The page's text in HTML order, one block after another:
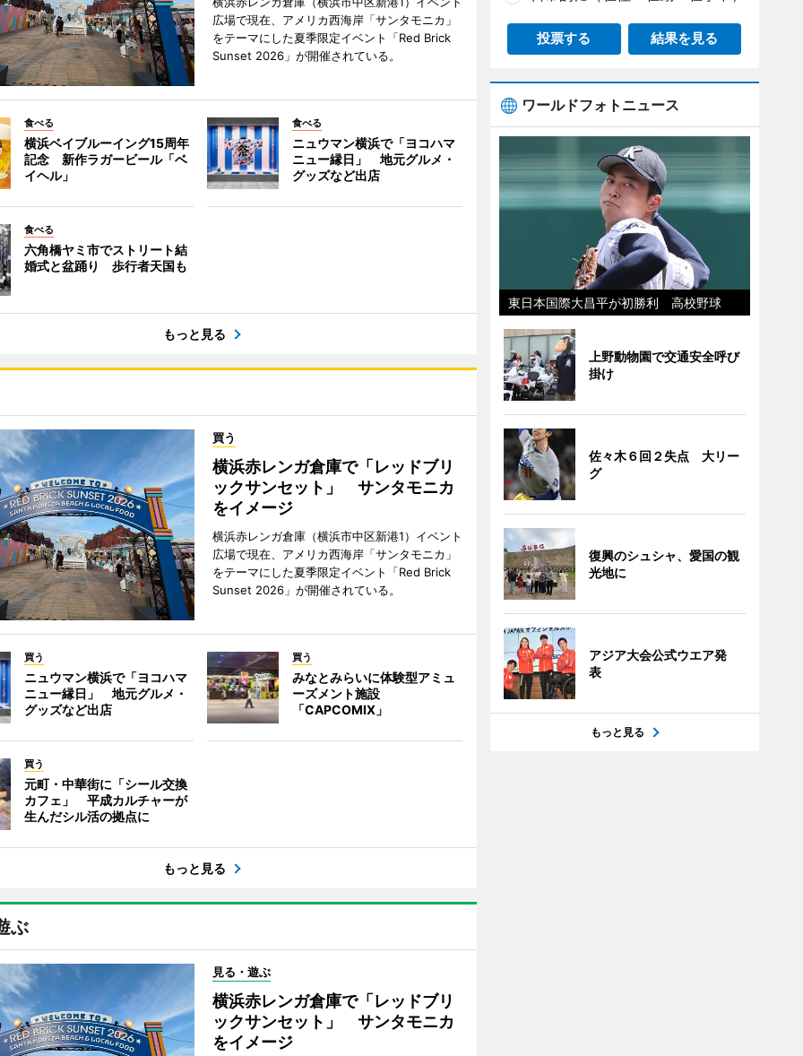
広場で現在、アメリカ西海岸「サンタモニカ」
をテーマにした夏季限定イベント「Red Brick
Sunset 2026」が開催されている。
食べる
横浜ベイブルーイング15周年
記念 新作ラガービール「ベ
イヘル」
食べる
ニュウマン横浜で「ヨコハマ
ニュー縁日」 地元グルメ・
グッズなど出店
食べる
六角橋ヤミ市でストリート結
婚式と盆踊り 歩行者天国も
もっと見る
買う
横浜赤レンガ倉庫で「レッドブリ
ックサンセット」 サンタモニカ
をイメージ
横浜赤レンガ倉庫（横浜市中区新港1）イベント
広場で現在、アメリカ西海岸「サンタモニカ」
をテーマにした夏季限定イベント「Red Brick
Sunset 2026」が開催されている。
買う
ニュウマン横浜で「ヨコハマ
ニュー縁日」 地元グルメ・
グッズなど出店
買う
みなとみらいに体験型アミュ
ーズメント施設
「CAPCOMIX」
買う
元町・中華街に「シール交換
カフェ」 平成カルチャーが
生んだシル活の拠点に
もっと見る
ぶ
見る・遊ぶ
横浜赤レンガ倉庫で「レッドブリ
ックサンセット」 サンタモニカ
をイメージ
投票する 結果を見る
ワールドフォトニュース
東日本国際大昌平が初勝利 高校野球
上野動物園で交通安全呼び
掛け
佐々木６回２失点 大リー
グ
復興のシュシャ、愛国の観
光地に
アジア大会公式ウエア発
表
もっと見る